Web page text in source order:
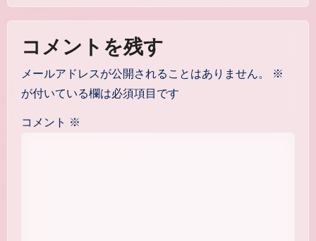
コメントを残す
メールアドレスが公開されることはありません。
※
が付いている欄は必須項目です
コメント ※